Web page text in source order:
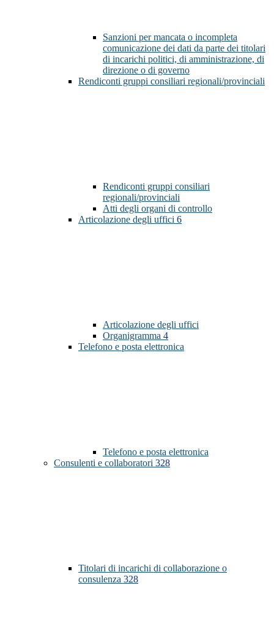
Sanzioni per mancata o incompleta
comunicazione dei dati da parte dei titolari
di incarichi politici, di amministrazione, di
direzione o di governo
Rendiconti gruppi consiliari regionali/provinciali
Rendiconti gruppi consiliari
regionali/provinciali
Atti degli organi di controllo
Articolazione degli uffici 6
Articolazione degli uffici
Organigramma 4
Telefono e posta elettronica
Telefono e posta elettronica
Consulenti e collaboratori 328
Titolari di incarichi di collaborazione o
consulenza 328